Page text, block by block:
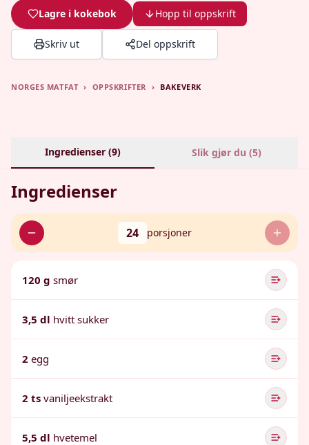
Lagre i kokebok Hopp til oppskrift
Skriv ut Del oppskrift
NORGES MATFAT › OPPSKRIFTER › BAKEVERK
Ingredienser (9) Slik gjør du (5)
Ingredienser
24 porsjoner
120 g smør
3,5 dl hvitt sukker
2 egg
2 ts vaniljeekstrakt
5,5 dl hvetemel